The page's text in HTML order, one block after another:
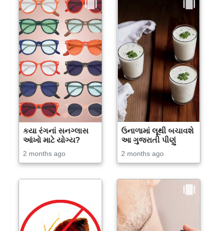
કયા રંગનાં સનગ્લાસ
આંખો માટે યોગ્ય?
2 months ago
ઉનાળામાં લૂથી બચાવશે
આ ગુજરાતી પીણું
2 months ago